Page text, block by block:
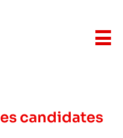
candidates